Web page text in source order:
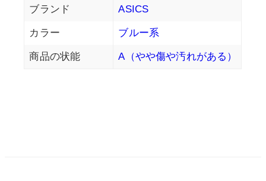
ブランド ASICS
カラー ブルー系
商品の状能 A（やや傷や汚れがある）